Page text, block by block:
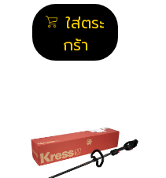
ใส่ตระ
กร้า